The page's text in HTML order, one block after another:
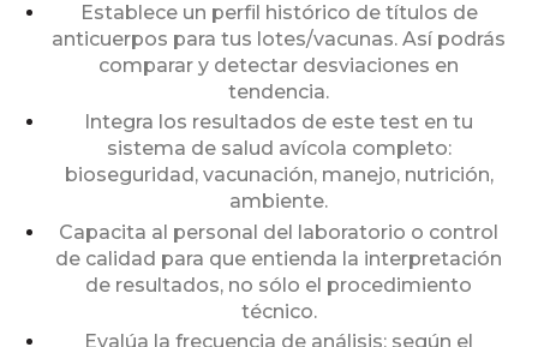
Establece un perfil histórico de títulos de
anticuerpos para tus lotes/vacunas. Así podrás
comparar y detectar desviaciones en
tendencia.
Integra los resultados de este test en tu
sistema de salud avícola completo:
bioseguridad, vacunación, manejo, nutrición,
ambiente.
Capacita al personal del laboratorio o control
de calidad para que entienda la interpretación
de resultados, no sólo el procedimiento
técnico.
Evalúa la frecuencia de análisis: según el